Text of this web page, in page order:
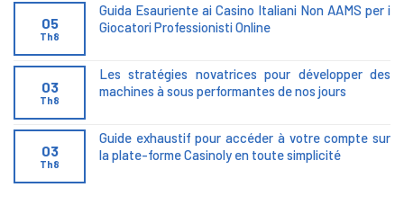
05
Th8
Guida Esauriente ai Casino Italiani Non AAMS per i
Giocatori Professionisti Online
03
Th8
Les stratégies novatrices pour développer des
machines à sous performantes de nos jours
03
Th8
Guide exhaustif pour accéder à votre compte sur
la plate-forme Casinoly en toute simplicité